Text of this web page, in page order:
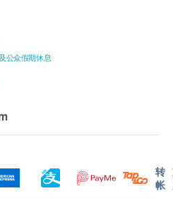
的重金属、氯气及有机化
除味作用，滤除异味及异
陶瓷、中空纤维、 超滤、
都具有「活性碳」的成份，
着决定性的角色。而活性
能: 吸附残留在水中的重金
后 7 - 10 个工作天内送出，
下午 6 时
、交通、地区或其他因素而
将会另作安排
而没有人签收，兆链有限公
，但顾客必须再支付运费
公众假期休息
转
帐